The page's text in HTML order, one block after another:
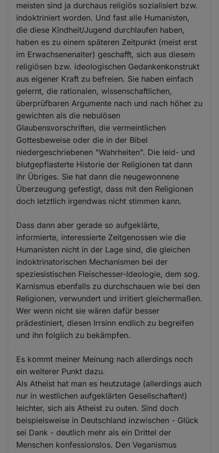
meisten sind ja durchaus religiös sozialisiert bzw.
indoktriniert worden. Und fast alle Humanisten,
die diese Kindheit/Jugend durchlaufen haben,
haben es zu einem späteren Zeitpunkt (meist erst
im Erwachsenenalter) geschafft, sich aus diesem
religiösen bzw. ideologischen Gedankenkonstrukt
aus eigener Kraft zu befreien. Sie haben einfach
gelernt, die rationalen, wissenschaftlichen,
überprüfbaren Argumente nach und nach höher zu
gewichten als die nebulösen
Glaubensvorschriften, die vermeintlichen
Gottesbeweise oder die in der Bibel
niedergeschriebenen "Wahrheiten". Die leid- und
blutgepflasterte Historie der Religionen tat dann
ihr Übriges. Sie hat dann die neugewonnene
Überzeugung gefestigt, dass mit den Religionen
doch letztlich irgendwas nicht stimmen kann.
Dass dann aber gerade so aufgeklärte,
informierte, interessierte Zeitgenossen wie die
Humanisten nicht in der Lage sind, die gleichen
indoktrinatorischen Mechanismen bei der
speziesistischen Fleischesser-Ideologie, dem sog.
Karnismus ebenfalls zu durchschauen wie bei den
Religionen, verwundert und irritiert gleichermaßen.
Wer wenn nicht sie wären dafür besser
prädestiniert, diesen Irrsinn endlich zu begreifen
und ihn folglich zu bekämpfen.
Es kommt meiner Meinung nach allerdings noch
ein weiterer Punkt dazu.
Als Atheist hat man es heutzutage (allerdings auch
nur in westlichen aufgeklärten Gesellschaften!)
leichter, sich als Atheist zu outen. Sind doch
beispielsweise in Deutschland inzwischen - Glück
sei Dank - deutlich mehr als ein Drittel der
Menschen konfessionslos. Den Veganismus